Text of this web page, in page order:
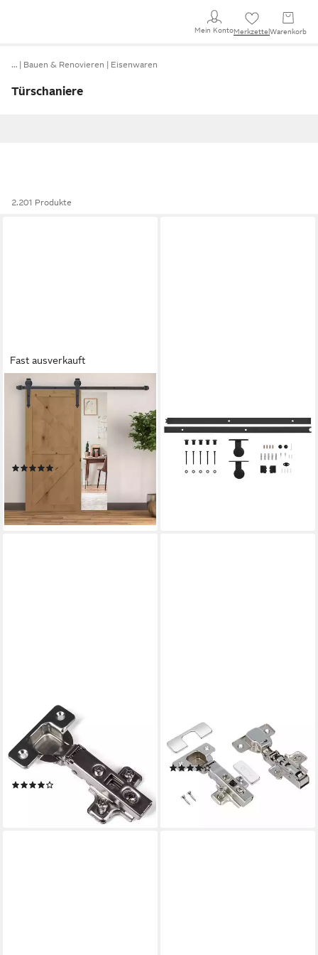
Mein KontoMerkzettel Warenkorb
… Bauen & Renovieren Eisenwaren
Türschaniere
2.201 Produkte
Fast ausverkauft
HOMCOM
Türbeschlag 200 cm
(Schiebetürsystem, 1 St.,
Schiebetüren-Beschlagsatz),
aus Kohlenstoffstahl Braun
(1)
UVP 73,90 €
lieferbar - in 2-3 Werktagen bei dir
Schiebetürbeschlag-Set 200
cm Stahl Schwarz inkl
Schienen Roll
ab 53,99 €
SO-TECH®
Türbeschlag Topfband
Scharnier T48 Eckanschlag
110° mit Schließautomatik,
Topfband Automatikscharnier
(Feder)
lieferbar - in 2-3 Werktagen bei dir
Möbelbeschlag Topfscharnier
35mm Topfband Türscharnier
Dämpfung
(1)
ab 2,08 €
lieferbar - in 2-3 Werktagen bei dir